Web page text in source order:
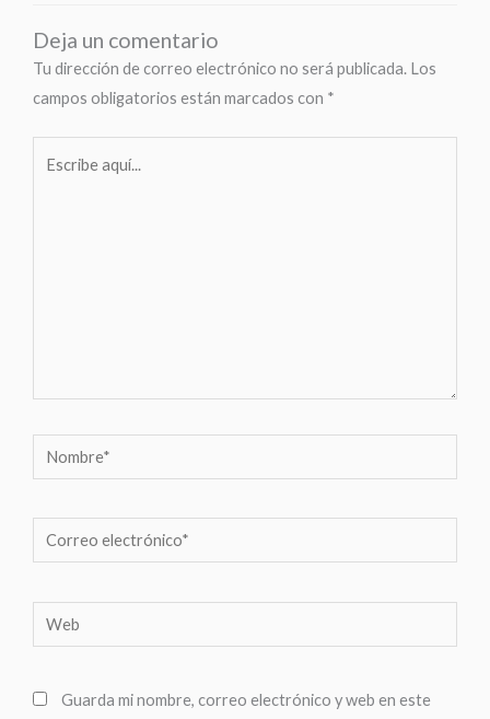
Deja un comentario
Tu dirección de correo electrónico no será publicada. Los
campos obligatorios están marcados con *
Nombre*
Correo
electrónico*
Web
Guarda mi nombre, correo electrónico y web en este